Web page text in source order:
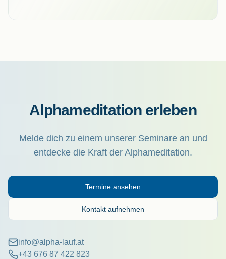
Alphameditation erleben
Melde dich zu einem unserer Seminare an und
entdecke die Kraft der Alphameditation.
Termine ansehen
Kontakt aufnehmen
info@alpha-lauf.at
+43 676 87 422 823